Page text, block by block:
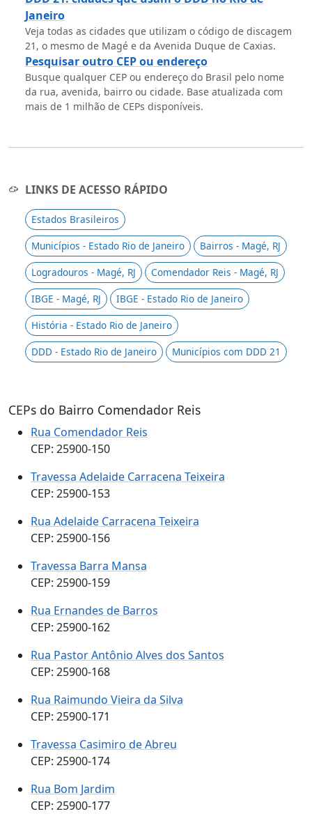
Janeiro
Veja todas as cidades que utilizam o código de discagem
21, o mesmo de Magé e da Avenida Duque de Caxias.
Pesquisar outro CEP ou endereço
Busque qualquer CEP ou endereço do Brasil pelo nome
da rua, avenida, bairro ou cidade. Base atualizada com
mais de 1 milhão de CEPs disponíveis.
LINKS DE ACESSO RÁPIDO
Estados Brasileiros
Municípios - Estado Rio de Janeiro
Bairros - Magé, RJ
Logradouros - Magé, RJ
Comendador Reis - Magé, RJ
IBGE - Magé, RJ
IBGE - Estado Rio de Janeiro
História - Estado Rio de Janeiro
DDD - Estado Rio de Janeiro
Municípios com DDD 21
CEPs do Bairro Comendador Reis
Rua Comendador Reis
CEP: 25900-150
Travessa Adelaide Carracena Teixeira
CEP: 25900-153
Rua Adelaide Carracena Teixeira
CEP: 25900-156
Travessa Barra Mansa
CEP: 25900-159
Rua Ernandes de Barros
CEP: 25900-162
Rua Pastor Antônio Alves dos Santos
CEP: 25900-168
Rua Raimundo Vieira da Silva
CEP: 25900-171
Travessa Casimiro de Abreu
CEP: 25900-174
Rua Bom Jardim
CEP: 25900-177